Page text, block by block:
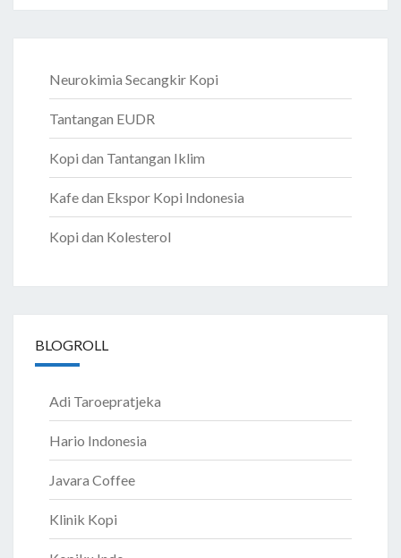
Neurokimia Secangkir Kopi
Tantangan EUDR
Kopi dan Tantangan Iklim
Kafe dan Ekspor Kopi Indonesia
Kopi dan Kolesterol
BLOGROLL
Adi Taroepratjeka
Hario Indonesia
Javara Coffee
Klinik Kopi